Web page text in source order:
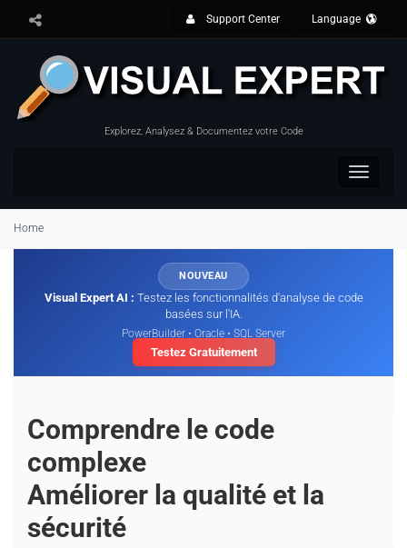
Support Center Language
Explorez, Analysez & Documentez votre Code
Toggle
Home
NOUVEAU
Visual Expert AI : Testez les fonctionnalités d'analyse de code
basées sur l'IA.
PowerBuilder • Oracle • SQL Server
Testez Gratuitement
Comprendre le code
complexe
Améliorer la qualité et la
sécurité